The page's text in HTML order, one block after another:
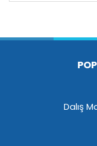
Dalış